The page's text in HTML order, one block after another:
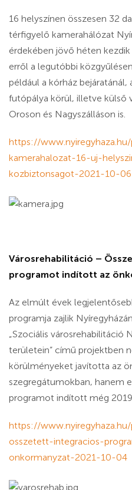
16 helyszínen összesen 32
térfigyelő kamerahálózat
érdekében jövő héten
erről a legutóbbi
például a kórház
futópálya körül, illetve külső
Oroson és Nagyszálláson is.
https://
kamerahalozat-16-uj-
kozbiztonsagot-2021-10-06
Városrehabilitáció –
programot indított az
Az elmúlt évek
programja zajlik
„Szociális városrehabilitáció
területein” című projektben
körülményeket javította az
szegregátumokban, hanem
programot indított még
https://
osszetett-integracios-
onkormanyzat-2021-10-04